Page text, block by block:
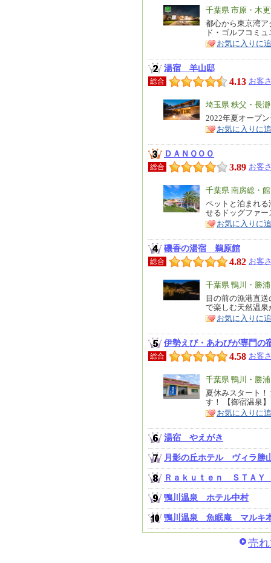
エ
リ
ア
千葉県 市原・木
特
徴
都心から東京湾
ド・ゴルフコミ
お気に入りに
湯宿 羊山邸
総合 4.13 お客
エ
リ
ア
埼玉県 秩父・長瀞
特
徴
2022年夏オープ
お気に入りに
ＤＡＮＱＯＯ
総合 3.89 お客
エ
リ
ア
千葉県 南房総・
特
徴
ペットと泊まれ
せるドッグファ
お気に入りに
磯香の湯宿 鵜原館
総合 4.82 お客
エ
リ
ア
千葉県 鴨川・勝
特
徴
目の前の漁港直
で楽しむ天然温
お気に入りに
伊勢えび・あわびが専門
総合 4.58 お客
エ
リ
ア
千葉県 鴨川・勝
特
徴
夏休みスタート
す！ 【御宿温泉】
お気に入りに
湯宿 やえがき
月影の丘ホテル ヴィラ勝
Ｒａｋｕｔｅｎ ＳＴＡ
鴨川温泉 ホテル中村
鴨川温泉 魚眠庵 マルキ
売